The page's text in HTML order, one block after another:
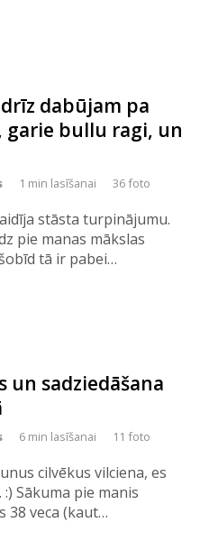
dabūjam pa
garie bullu ragi, un
1 min lasīšanai 36 foto
stāsta turpinājumu.
pie manas mākslas
tā ir pabei…
un sadziedāšana
6 min lasīšanai 11 foto
cilvēkus vilciena, es
Sākuma pie manis
38 veca (kaut…